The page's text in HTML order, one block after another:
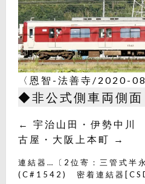
〈恩智-法善寺/2020-
◆非公式側車両側面
← 宇治山田・伊勢中
古屋・大阪上本町 →
連結器…〔2位寄：三管式
(C#1542) 密着連結器